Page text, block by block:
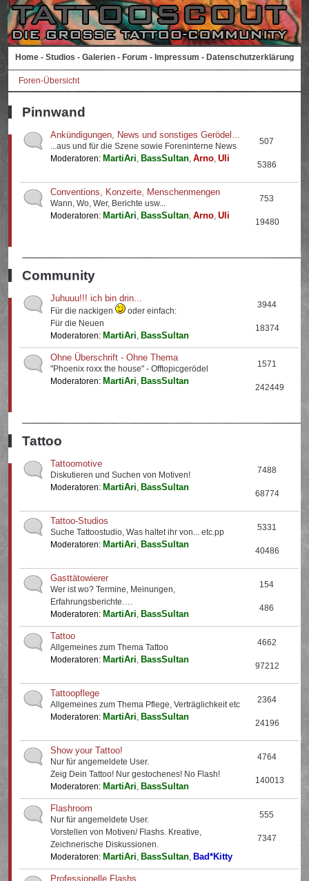
Home - Studios - Galerien - Forum - Impressum - Datenschutzerklärung
Foren-Übersicht
Pinnwand
Ankündigungen, News und sonstiges Gerödel...
...aus und für die Szene sowie Foreninterne News
Moderatoren: MartiAri, BassSultan,Arno,Uli
507
5386
Conventions, Konzerte, Menschenmengen
Wann, Wo, Wer, Berichte usw...
Moderatoren: MartiAri, BassSultan,Arno,Uli
753
19480
Community
Juhuuu!!! ich bin drin...
Für die nackigen
oder einfach:
Für die Neuen
Moderatoren: MartiAri, BassSultan
3944
18374
Ohne Überschrift - Ohne Thema
"Phoenix roxx the house" - Offtopicgerödel
Moderatoren: MartiAri, BassSultan
1571
242449
Tattoo
Tattoomotive
Diskutieren und Suchen von Motiven!
Moderatoren: MartiAri, BassSultan
7488
68774
Tattoo-Studios
Suche Tattoostudio, Was haltet ihr von... etc.pp
Moderatoren: MartiAri, BassSultan
5331
40486
Gasttätowierer
Wer ist wo? Termine, Meinungen,
Erfahrungsberichte….
Moderatoren: MartiAri, BassSultan
154
486
Tattoo
Allgemeines zum Thema Tattoo
Moderatoren: MartiAri, BassSultan
4662
97212
Tattoopflege
Allgemeines zum Thema Pflege, Verträglichkeit etc
Moderatoren: MartiAri, BassSultan
2364
24196
Show your Tattoo!
Nur für angemeldete User.
Zeig Dein Tattoo! Nur gestochenes! No Flash!
Moderatoren: MartiAri, BassSultan
4764
140013
Flashroom
Nur für angemeldete User.
Vorstellen von Motiven/ Flashs. Kreative,
Zeichnerische Diskussionen.
Moderatoren: MartiAri, BassSultan, Bad*Kitty
555
7347
Professionelle Flashs